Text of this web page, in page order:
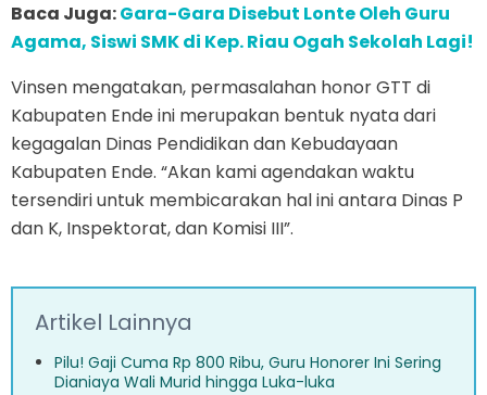
Baca Juga:Gara-Gara Disebut Lonte Oleh Guru
Agama, Siswi SMK di Kep. Riau Ogah Sekolah Lagi!
Vinsen mengatakan, permasalahan honor GTT di
Kabupaten Ende ini merupakan bentuk nyata dari
kegagalan Dinas Pendidikan dan Kebudayaan
Kabupaten Ende. “Akan kami agendakan waktu
tersendiri untuk membicarakan hal ini antara Dinas P
dan K, Inspektorat, dan Komisi III”.
Artikel Lainnya
Pilu! Gaji Cuma Rp 800 Ribu, Guru Honorer Ini Sering
Dianiaya Wali Murid hingga Luka-luka